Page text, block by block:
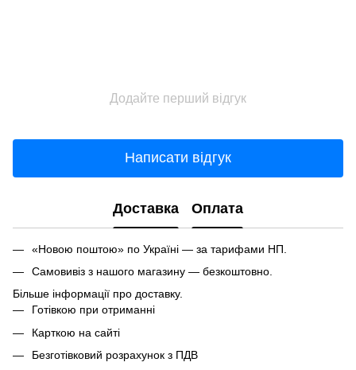
Додайте перший відгук
Написати відгук
Доставка Оплата
«Новою поштою» по Україні — за тарифами НП.
Самовивіз з нашого магазину — безкоштовно.
Більше інформації про доставку.
Готівкою при отриманні
Карткою на сайті
Безготівковий розрахунок з ПДВ